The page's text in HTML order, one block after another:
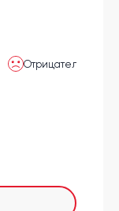
Отрицательные